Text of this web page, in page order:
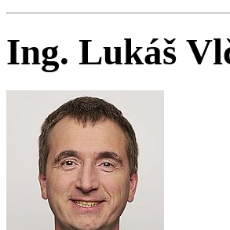
Ing. Lukáš